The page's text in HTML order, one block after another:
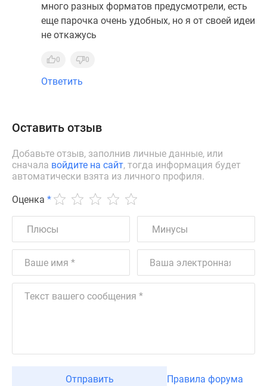
много разных форматов предусмотрели, есть
еще парочка очень удобных, но я от своей идеи
не откажусь
0 0
Ответить
Оставить отзыв
Добавьте отзыв, заполнив личные данные, или
сначала войдите на сайт, тогда информация будет
автоматически взята из личного профиля.
Оценка *
Отправить Правила форума